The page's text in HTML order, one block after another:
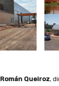
Román Queiroz,